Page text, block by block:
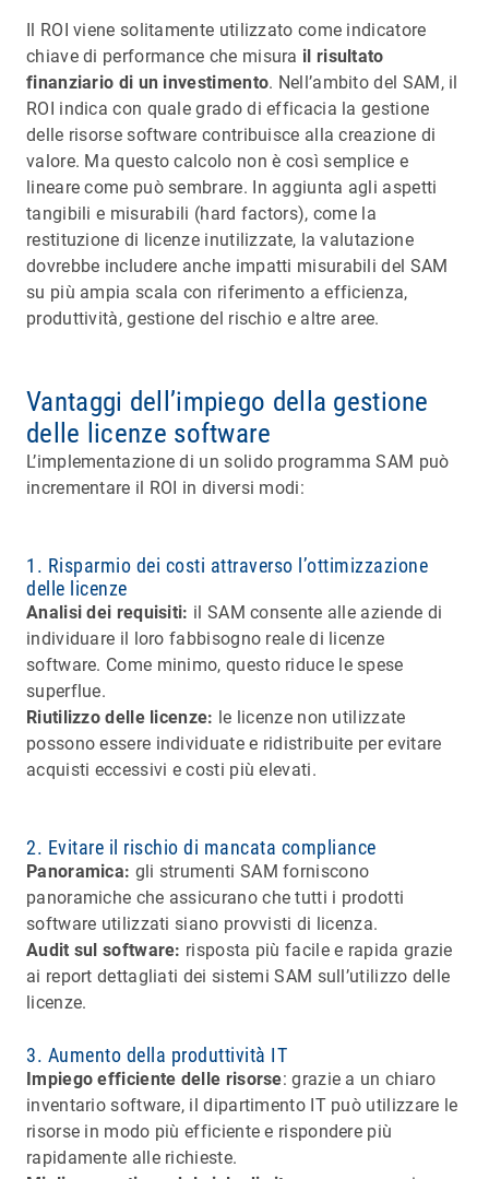
Il ROI viene solitamente utilizzato come indicatore
chiave di performance che misura il risultato
finanziario di un investimento. Nell’ambito del SAM, il
ROI indica con quale grado di efficacia la gestione
delle risorse software contribuisce alla creazione di
valore. Ma questo calcolo non è così semplice e
lineare come può sembrare. In aggiunta agli aspetti
tangibili e misurabili (hard factors), come la
restituzione di licenze inutilizzate, la valutazione
dovrebbe includere anche impatti misurabili del SAM
su più ampia scala con riferimento a efficienza,
produttività, gestione del rischio e altre aree.
Vantaggi dell’impiego della gestione
delle licenze software
L’implementazione di un solido programma SAM può
incrementare il ROI in diversi modi:
1. Risparmio dei costi attraverso l’ottimizzazione
delle licenze
Analisi dei requisiti: il SAM consente alle aziende di
individuare il loro fabbisogno reale di licenze
software. Come minimo, questo riduce le spese
superflue.
Riutilizzo delle licenze: le licenze non utilizzate
possono essere individuate e ridistribuite per evitare
acquisti eccessivi e costi più elevati.
2. Evitare il rischio di mancata compliance
Panoramica: gli strumenti SAM forniscono
panoramiche che assicurano che tutti i prodotti
software utilizzati siano provvisti di licenza.
Audit sul software: risposta più facile e rapida grazie
ai report dettagliati dei sistemi SAM sull’utilizzo delle
licenze.
3. Aumento della produttività IT
Impiego efficiente delle risorse: grazie a un chiaro
inventario software, il dipartimento IT può utilizzare le
risorse in modo più efficiente e rispondere più
rapidamente alle richieste.